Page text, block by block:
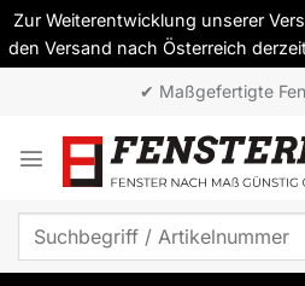
Zur Weiterentwicklung unserer
den Versand nach Österreich
springen
✔ ab 10 Elementen
Suchen